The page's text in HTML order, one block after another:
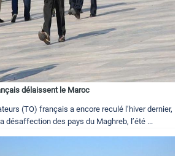
délaissent le Maroc
(TO) français a encore reculé l’hiver dernier,
désaffection des pays du Maghreb, l’été ...